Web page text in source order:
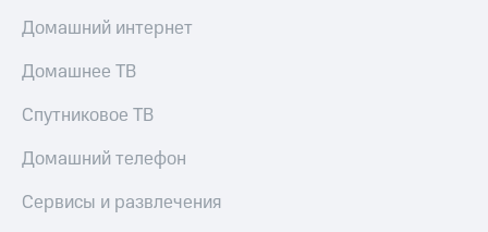
Домашний интернет
Домашнее ТВ
Спутниковое ТВ
Домашний телефон
Сервисы и развлечения